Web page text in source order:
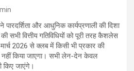
और आधुनिक कार्यप्रणाली की दिशा
सभी वित्तीय गतिविधियों को पूरी तरह कैशलेस
2026 से क्लब में किसी भी प्रकार की
किया जाएगा। सभी लेन-देन केवल
किए जाएंगे।